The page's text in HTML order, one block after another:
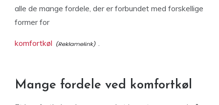
alle de mange fordele, der er forbundet med forskellige
former for
komfortkøl .
Mange fordele ved komfortkøl